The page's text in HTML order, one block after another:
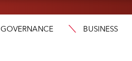
GOVERNANCE BUSINESS